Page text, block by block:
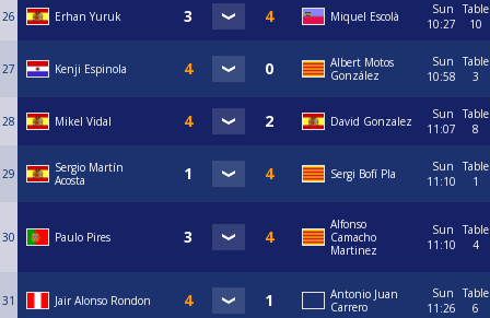
26 Erhan Yuruk Miquel Escolà
Sun
10:27
Table
10
27 Kenji Espinola
Albert Motos
González
Sun
10:58
Table
3
28 Mikel Vidal David Gonzalez
Sun
11:07
Table
8
29
Sergio Martín
Acosta
Sergi Bofí Pla
Sun
11:10
Table
1
30 Paulo Pires
Alfonso
Camacho
Martinez
Sun
11:10
Table
4
31 Jair Alonso Rondon
Antonio Juan
Carrero
Sun
11:26
Table
6